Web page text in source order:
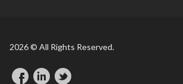
2026 © All Rights Reserved.